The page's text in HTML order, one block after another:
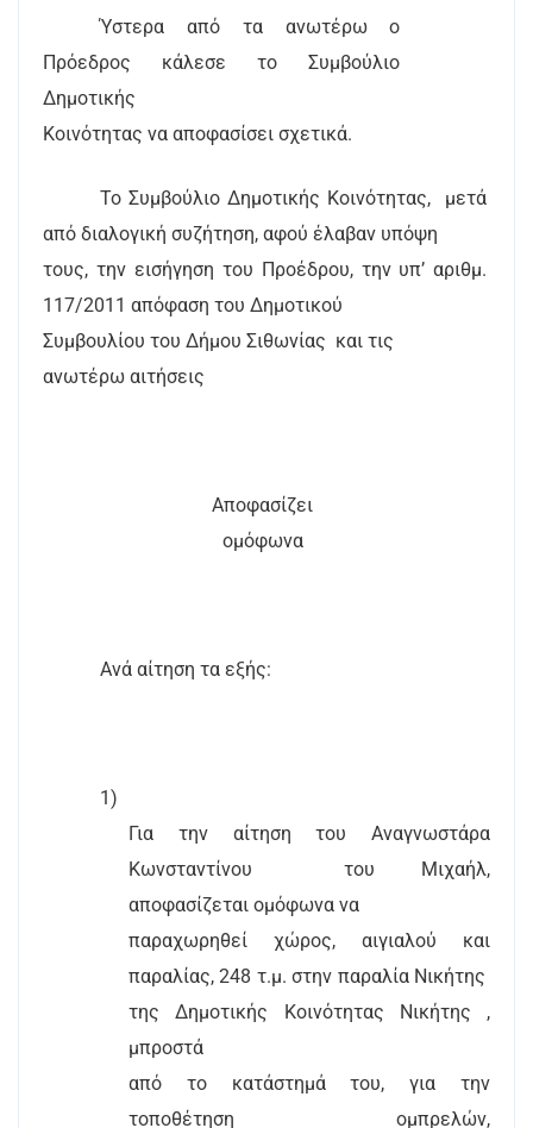
Ύστερα από τα ανωτέρω ο
Πρόεδρος κάλεσε το Συμβούλιο
Δημοτικής
Κοινότητας να αποφασίσει σχετικά.
Το Συμβούλιο Δημοτικής Κοινότητας,
μετά
από διαλογική συζήτηση, αφού έλαβαν υπόψη
τους, την εισήγηση του Προέδρου, την υπ’ αριθμ.
117/2011 απόφαση του Δημοτικού
Συμβουλίου του Δήμου Σιθωνίας και τις
ανωτέρω αιτήσεις
Αποφασίζει
ομόφωνα
Ανά αίτηση τα εξής:
1)
Για την αίτηση του Αναγνωστάρα
Κωνσταντίνου
του Μιχαήλ,
αποφασίζεται ομόφωνα να
παραχωρηθεί χώρος, αιγιαλού και
παραλίας, 248 τ.μ. στην παραλία Νικήτης
της Δημοτικής Κοινότητας Νικήτης ,
μπροστά
από το κατάστημά του, για την
τοποθέτηση ομπρελών,